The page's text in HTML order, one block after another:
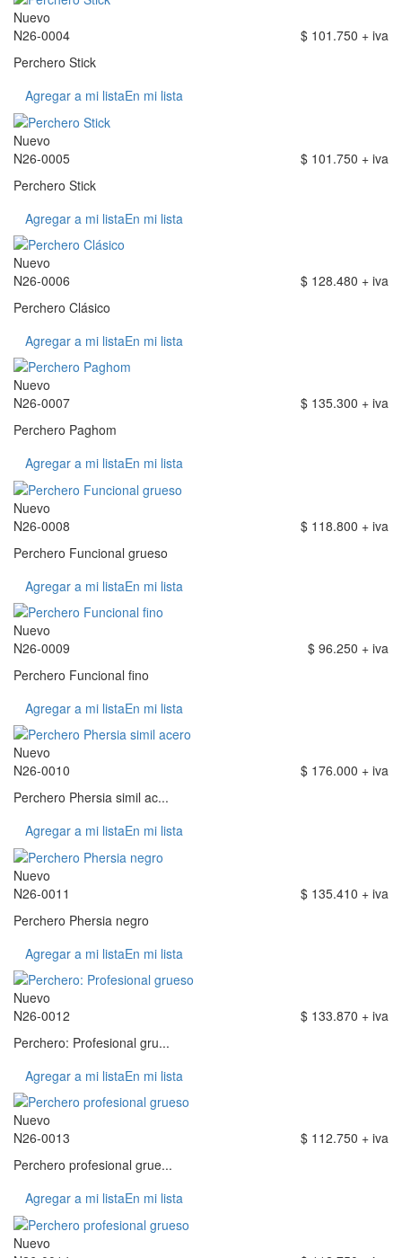
Nuevo
N26-0004
$ 101.750 + iva
Perchero Stick
Agregar a mi listaEn mi lista
Nuevo
N26-0005
$ 101.750 + iva
Perchero Stick
Agregar a mi listaEn mi lista
Nuevo
N26-0006
$ 128.480 + iva
Perchero Clásico
Agregar a mi listaEn mi lista
Nuevo
N26-0007
$ 135.300 + iva
Perchero Paghom
Agregar a mi listaEn mi lista
Nuevo
N26-0008
$ 118.800 + iva
Perchero Funcional grueso
Agregar a mi listaEn mi lista
Nuevo
N26-0009
$ 96.250 + iva
Perchero Funcional fino
Agregar a mi listaEn mi lista
Nuevo
N26-0010
$ 176.000 + iva
Perchero Phersia simil ac...
Agregar a mi listaEn mi lista
Nuevo
N26-0011
$ 135.410 + iva
Perchero Phersia negro
Agregar a mi listaEn mi lista
Nuevo
N26-0012
$ 133.870 + iva
Perchero: Profesional gru...
Agregar a mi listaEn mi lista
Nuevo
N26-0013
$ 112.750 + iva
Perchero profesional grue...
Agregar a mi listaEn mi lista
Nuevo